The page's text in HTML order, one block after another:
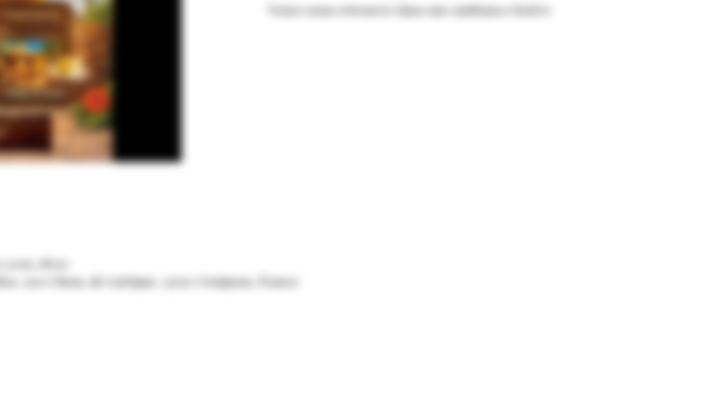
Venez nous retrouver dans une ambiance festive
18:00
1301 Chem. de Lartigue, 33750 Croignon, France